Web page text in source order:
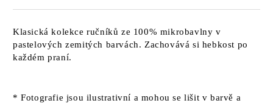
Klasická kolekce ručníků ze 100% mikrobavlny v
pastelových zemitých barvách. Zachovává si hebkost po
každém praní.
* Fotografie jsou ilustrativní a mohou se lišit v barvě a